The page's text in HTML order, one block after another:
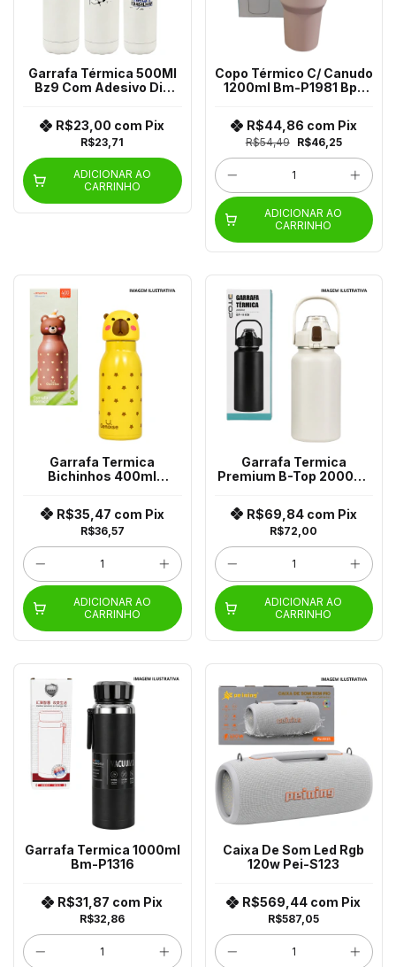
Garrafa Térmica 500Ml
Bz9 Com Adesivo Dia
R$23,71
R$23,00 com Pix
ADICIONAR AO
CARRINHO
Copo Térmico C/ Canudo
1200ml Bm-P1981 Bp-
R$54,49 R$46,25
R$44,86 com Pix
ADICIONAR AO
CARRINHO
Garrafa Termica
Bichinhos 400ml
R$36,57
R$35,47 com Pix
ADICIONAR AO
CARRINHO
Garrafa Termica
Premium B-Top 2000ml
R$72,00
R$69,84 com Pix
ADICIONAR AO
CARRINHO
Garrafa Termica 1000ml
Bm-P1316
R$32,86
R$31,87 com Pix
Caixa De Som Led Rgb
120w Pei-S123
R$587,05
R$569,44 com Pix